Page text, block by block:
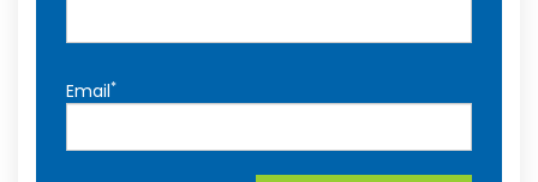
Email*